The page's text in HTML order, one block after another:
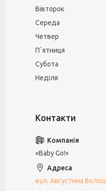
Вівторок
Середа
Четвер
Пʼятниця
Субота
Неділя
«Baby Go!»
вул. Августина